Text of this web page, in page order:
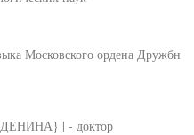
Московского ордена Дружбн
| - доктор